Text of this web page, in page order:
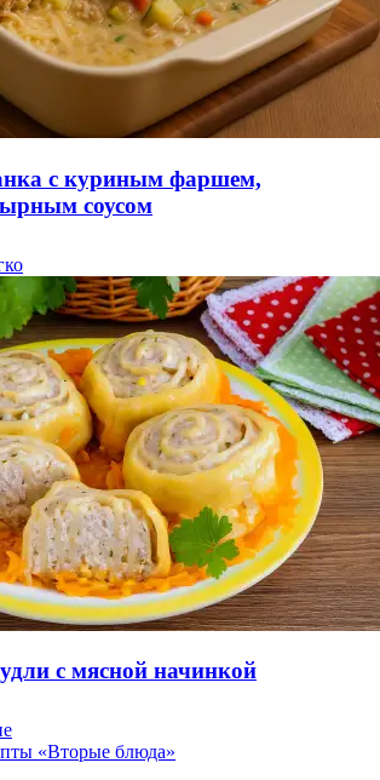
с куриным фаршем,
соусом
с мясной начинкой
«Вторые блюда»